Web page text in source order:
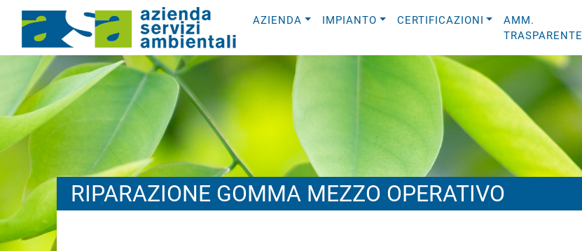
AZIENDA IMPIANTO CERTIFICAZIONI
AMM.
TRASPARENTE
RIPARAZIONE GOMMA MEZZO OPERATIVO